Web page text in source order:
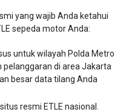
yang wajib Anda ketahui
sepeda motor Anda:
untuk wilayah Polda Metro
di area Jakarta
besar data tilang Anda
resmi ETLE nasional.